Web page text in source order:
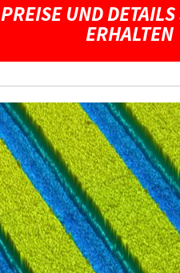
PREISE UND
ERHALTEN